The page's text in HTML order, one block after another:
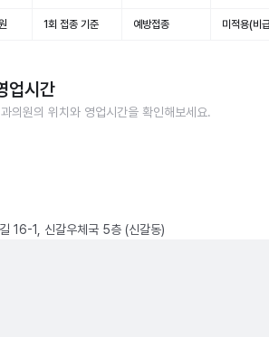
1회 접종 기준 예방접종 미적용(비
업시간
의원의 위치와 영업시간을 확인해보세요.
16-1, 신갈우체국 5층 (신갈동)